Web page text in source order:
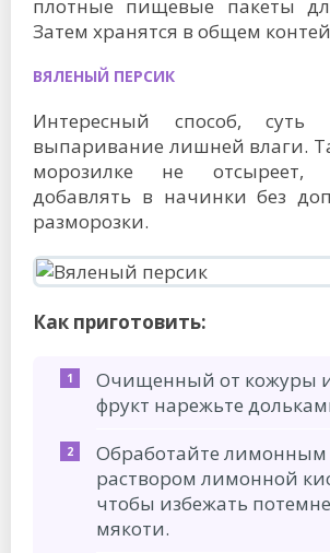
плотные пищевые пакеты
Затем хранятся в общем
ВЯЛЕНЫЙ ПЕРСИК
Интересный способ, суть
выпаривание лишней влаги.
морозилке не отсыреет,
добавлять в начинки без
разморозки.
Как приготовить:
Очищенный от кожуры и
фрукт нарежьте
Обработайте лимонным
раствором лимонной
чтобы избежать
мякоти.